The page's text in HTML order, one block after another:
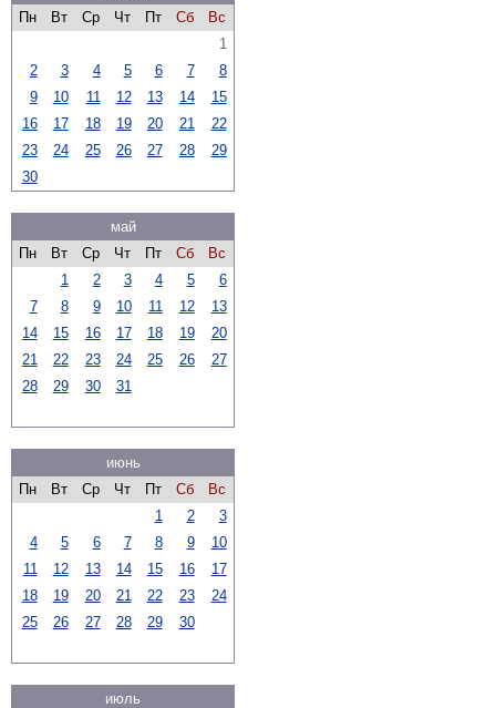
Пн
Вт Ср Чт Пт Сб
Вс
1
2
3 4 5 6 7
8
9
10 11 12 13 14
15
16
17 18 19 20 21
22
23
24 25 26 27 28
29
30
май
Пн
Вт Ср Чт Пт Сб
Вс
1
2 3 4 5
6
7
8 9 10 11 12
13
14
15 16 17 18 19
20
21
22 23 24 25 26
27
28
29 30 31
июнь
Пн
Вт Ср Чт Пт Сб
Вс
1
2
3
4
5 6 7 8 9
10
11
12 13 14 15 16
17
18
19 20 21 22 23
24
25
26 27 28 29 30
июль